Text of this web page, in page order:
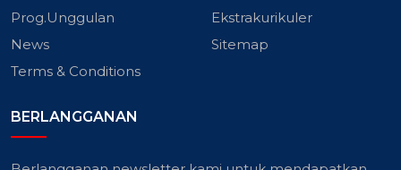
Prog.Unggulan
Ekstrakurikuler
News
Sitemap
Terms & Conditions
BERLANGGANAN